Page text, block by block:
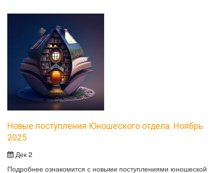
Новые поступления Юношеского отдела. Ноябрь
2025
Дек 2
Подробнее ознакомится с новыми поступлениями юношеской